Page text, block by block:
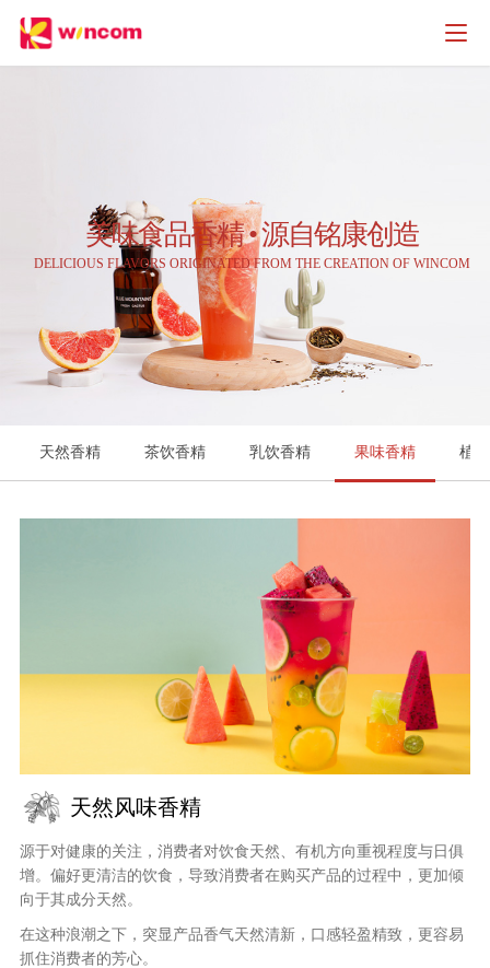
美味食品香精 • 源自铭康创造
DELICIOUS FLAVORS ORIGINATED FROM THE CREATION OF WINCOM
天然香精 茶饮香精 乳饮香精 果味香精 植
天然风味香精
源于对健康的关注，消费者对饮食天然、有机方向重视程度与日俱
增。偏好更清洁的饮食，导致消费者在购买产品的过程中，更加倾
向于其成分天然。
在这种浪潮之下，突显产品香气天然清新，口感轻盈精致，更容易
抓住消费者的芳心。